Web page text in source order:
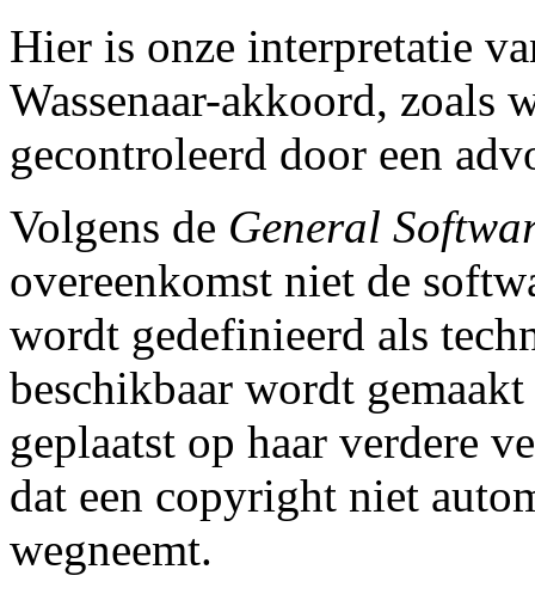
Hier is onze interpretatie
Wassenaar-akkoord, zoals
gecontroleerd door een
Volgens de General
overeenkomst niet de
wordt gedefinieerd als
beschikbaar wordt
geplaatst op haar verdere
dat een copyright niet
wegneemt.